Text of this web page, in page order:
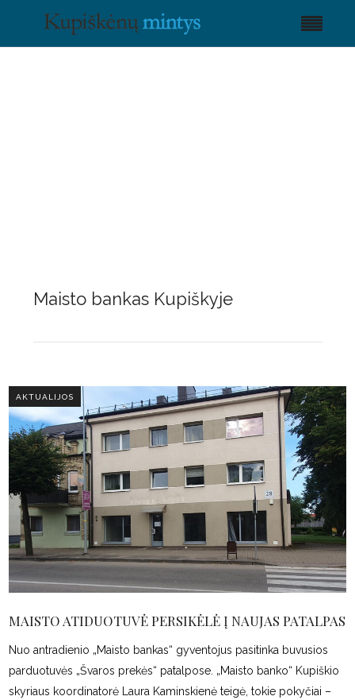
Maisto bankas Kupiškyje
AKTUALIJOS
MAISTO ATIDUOTUVĖ PERSIKĖLĖ Į NAUJAS PATALPAS
Nuo antradienio „Maisto bankas“ gyventojus pasitinka buvusios
parduotuvės „Švaros prekės“ patalpose. „Maisto banko“ Kupiškio
skyriaus koordinatorė Laura Kaminskienė teigė, tokie pokyčiai –